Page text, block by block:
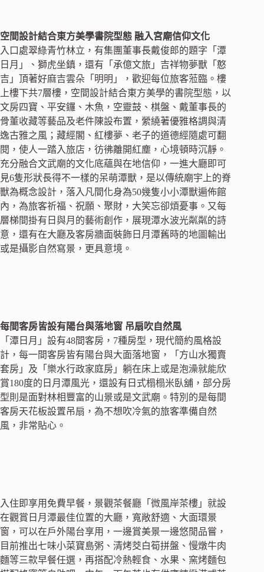
空間設計結合東方美學書院型態 融入宮廟信仰文化
入口處翠綠青竹林立，有集團董事長戴俊郎的題字「潭
日月」、獅虎坐鎮，還有「承億文旅」吉祥物夢獸「憨
吉」頂著好麻吉雲朵「明明」，歡迎每位旅客蒞臨。樓
上樓下共7層樓，空間設計結合東方美學的書院型態，以
文房四寶、平安鑼、木魚，空靈鼓、棋盤、戴董事長的
骨董收藏等藝品及老件陳設布置，縈繞著優雅格調與清
逸古雅之風；藏經閣、紅樓夢、老子的道德經隨處可翻
閱，使人一踏入旅店，彷彿離開紅塵，心境頓時沉靜。
充分融合文武廟的文化底蘊與在地信仰，一進大廳即可
見6隻形狀長得不一樣的呆萌潭獸，是以傳統廟宇上的脊
獸為概念設計，落入凡間化身為50幾隻小小潭獸遍佈館
內，為旅客祈福、祝願、聚財，大笑忘卻煩憂事。又每
層梯間掛有日與月的藝術創作，展現潭水波光粼粼的詩
意，還有在大廳及客房牆面裝飾日月潭舊時的地圖輸出
或是攝影自然寫景，更具意境。
每間客房皆設有陽台與落地窗 吊扇吹自然風
「潭日月」設有48間客房，7種房型，現代簡約風格設
計，每一間客房皆有陽台與大面落地窗，「方山水獨賣
套房」及「樂水行政家庭房」躺在床上或是泡澡就能欣
賞180度的日月潭風光，還設有日式榻榻米臥舖，部分房
型則是面對林相豐富的山景或是文武廟。特別的是每間
客房天花板設置吊扇，為不想吹冷氣的旅客準備自然
風，非常貼心。
入住即享用免費早餐，景觀茶餐廳「微風岸茶樓」就設
在觀賞日月潭最佳位置的大廳，寬敞舒適、大面環景
窗，可以在戶外陽台享用，一邊賞美景一邊悠閒品嘗，
目前推出七味小菜寶島粥、清烤茭白筍拼盤、慢燉牛肉
麵等三款早餐任選，再搭配冷熱輕食、水果、窯烤麵包